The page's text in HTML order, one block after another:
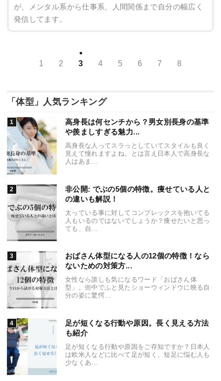
が、メンタル系から仕事系、人間関係まで自分の幅広く
発信してます。
1 2 3 4 5 6 7 8
「体型」人気ランキング
高身長は何センチから？男女別長身の基準
や羨ましすぎる魅力...
高身長な人ってスラっとしていてスタイルも良く
見えて憧れますよね。とは言え日本人で高身長な
人はあま...
非公開: でぶの5個の特徴。痩せている人と
の違いも解説！
太っている事に対してコンプレックスを抱いてる
人もいるのではないでしょうか？痩せたいと思っ
ても、自...
おばさん体型になる人の12個の特徴！なら
ないための対策方...
女性なら誰しも気になるワード「おばさん体
型」。街中でふと見たショーウィンドウに映る自
分の姿に驚愕...
足が短くなる行動や原因。長く見える方法
も紹介
足が短くなる行動や原因をご存知ですか？日本人
は欧米人などに比べて足が短く、短足に悩む人も
少なくあ...